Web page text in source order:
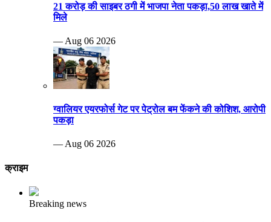
21 करोड़ की साइबर ठगी में भाजपा नेता पकड़ा,50 लाख खाते में
मिले
— Aug 06 2026
ग्वालियर एयरफोर्स गेट पर पेट्रोल बम फेंकने की कोशिश, आरोपी
पकड़ा
— Aug 06 2026
क्राइम
Breaking news